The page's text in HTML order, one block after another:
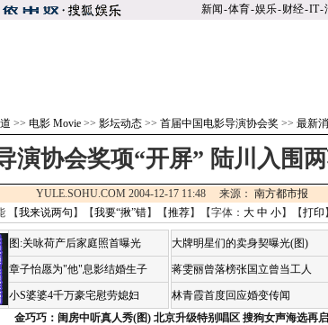
新闻-体育-娱乐-财经-IT-
>> 电影 Movie >> 影坛动态 >> 首届中国电影导演协会奖 >> 最新
演协会奖项“开屏” 陆川入围
YULE.SOHU.COM 2004-12-17 11:48 来源： 南方都市报
【我来说两句 】【我要“揪”错】【推荐】【字体： 大 中 小】【打印
图:关咏荷产后家庭照首曝光
章子怡愿为"他"息影结婚生子
小S婆婆4千万豪宅慰劳媳妇
大牌明星们的卖身契曝光(图)
蒋雯丽曾落榜张国立曾当工人
林青霞首度回应婚变传闻
金巧巧：闺房中听真人秀(图) 北京升级特别唱区 搜狗女声海选再启